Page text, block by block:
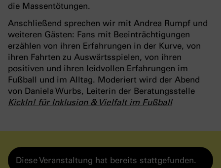
die Massentötungen.
Anschließend sprechen wir mit Andrea Rumpf und
weiteren Gästen: Fans mit Beeinträchtigungen
erzählen von ihren Erfahrungen in der Kurve, von
ihren Fahrten zu Auswärtsspielen, von ihren
positiven und ihren leidvollen Erfahrungen im
Fußball und im Alltag. Moderiert wird der Abend
von Daniela Wurbs, Leiterin der Beratungsstelle
KickIn! für Inklusion & Vielfalt im Fußball
Diese Veranstaltung hat bereits stattgefunden.